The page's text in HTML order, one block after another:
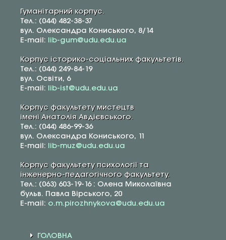
Гуманітарний корпус.
Тел.: (044) 482-38-37
вул. Олександра Кониського, 8/14
E-mail:
lib-gum@udu.edu.ua
Корпус історико-соціальних факультетів.
Тел.: (044) 249-84-19
вул. Освіти, 6
E-mail:
lib-ist@udu.edu.ua
Корпус факультету мистецтв
імені Анатолія Авдієвського.
Тел.: (044) 486-99-36
вул. Олександра Кониського, 11
E-mail:
lib-muz@udu.edu.ua
Корпус факультету психології та
інженерно-педагогічного факультету.
Тел.: (063) 603-19-16 : Олена Миколаївна
бульв. Павла Вірського, 20
E-mail: o.m.pirozhnykova@udu.edu.ua
ГОЛОВНА